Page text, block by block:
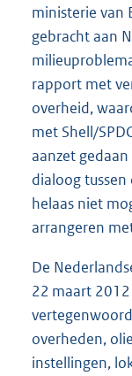
ministerie van
gebracht aan
rapport met
overheid,
met Shell/
aanzet
dialoog
helaas niet
arrangeren
De
22 maart
overheden,
instellingen,